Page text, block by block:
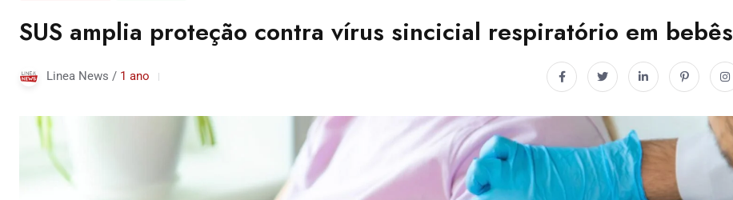
SUS amplia proteção contra vírus sincicial respiratório em bebês
Linea News / 1 ano